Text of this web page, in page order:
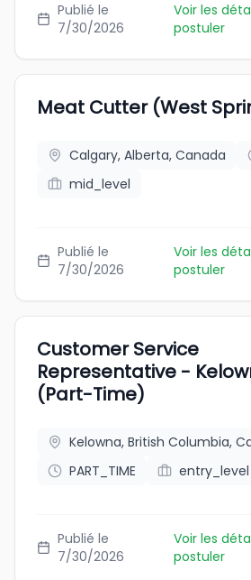
Publié le
7/30/2026
Voir les
postuler
Meat Cutter (West
Calgary, Alberta, Canada
mid_level
Publié le
7/30/2026
Voir les
postuler
Customer Service
Representative -
(Part-Time)
Kelowna, British Columbia,
PART_TIME
entry_level
Publié le
7/30/2026
Voir les
postuler